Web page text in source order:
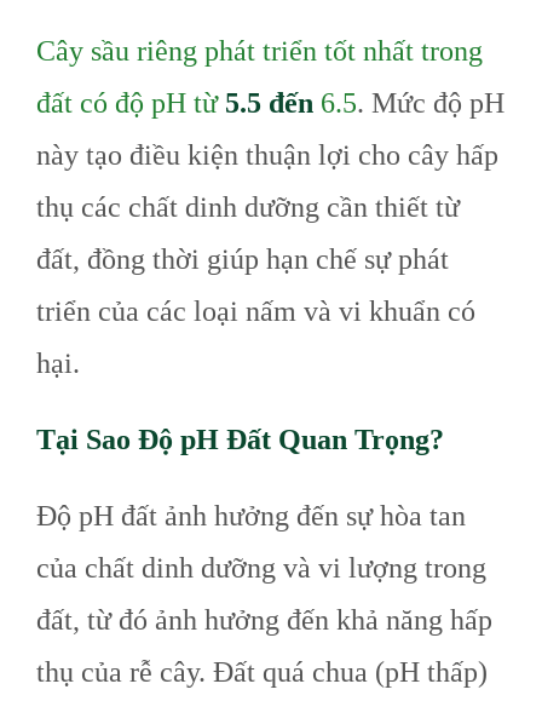
Cây sầu riêng phát triển tốt nhất trong
đất có độ pH từ 5.5 đến 6.5. Mức độ pH
này tạo điều kiện thuận lợi cho cây hấp
thụ các chất dinh dưỡng cần thiết từ
đất, đồng thời giúp hạn chế sự phát
triển của các loại nấm và vi khuẩn có
hại.
Tại Sao Độ pH Đất Quan Trọng?
Độ pH đất ảnh hưởng đến sự hòa tan
của chất dinh dưỡng và vi lượng trong
đất, từ đó ảnh hưởng đến khả năng hấp
thụ của rễ cây. Đất quá chua (pH thấp)